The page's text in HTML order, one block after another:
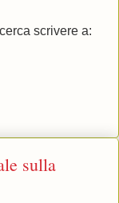
scrivere a:
sulla